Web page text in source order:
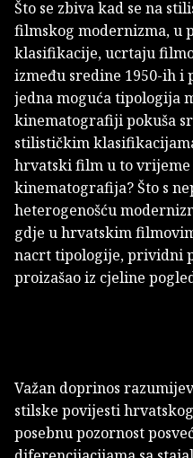
Što se zbiva kad se na
filmskog modernizma, u
klasifikacije, ucrtaju
između sredine 1950-ih i
jedna moguća tipologija
kinematografiji pokuša
stilističkim
hrvatski film u to
kinematografija? Što s
heterogenošću
gdje u hrvatskim
nacrt tipologije, prividni
proizašao iz cjeline
Važan doprinos
stilske povijesti
posebnu pozornost